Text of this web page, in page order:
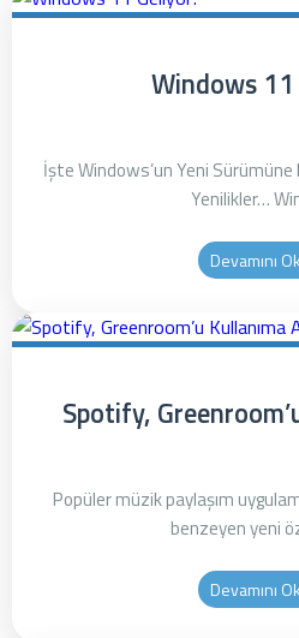
Windows
İşte Windows’un Yeni Sürümüne
Devamını
Spotify,
Popüler müzik paylaşım
benzeyen yeni
Devamını